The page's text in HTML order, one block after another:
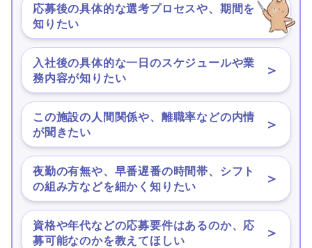
応募後の具体的な選考プロセスや、期間を
知りたい
＞
入社後の具体的な一日のスケジュールや業
務内容が知りたい
＞
この施設の人間関係や、離職率などの内情
が聞きたい
＞
夜勤の有無や、早番遅番の時間帯、シフト
の組み方などを細かく知りたい
＞
資格や年代などの応募要件はあるのか、応
募可能なのかを教えてほしい
＞